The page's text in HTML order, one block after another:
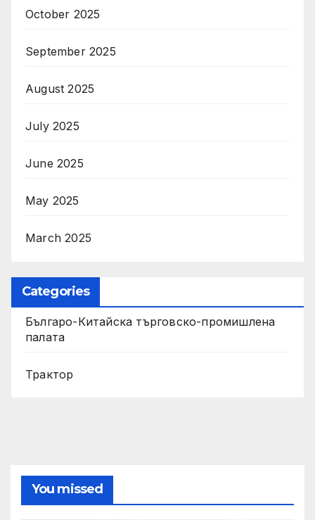
October 2025
September 2025
August 2025
July 2025
June 2025
May 2025
March 2025
Categories
Българо-Китайска търговско-промишлена
палата
Трактор
You missed